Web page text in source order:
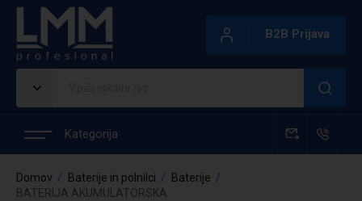
B2B Prijava
Kategorija
Domov Baterije in polnilci
Baterije
BATERIJA AKUMULATORSKA